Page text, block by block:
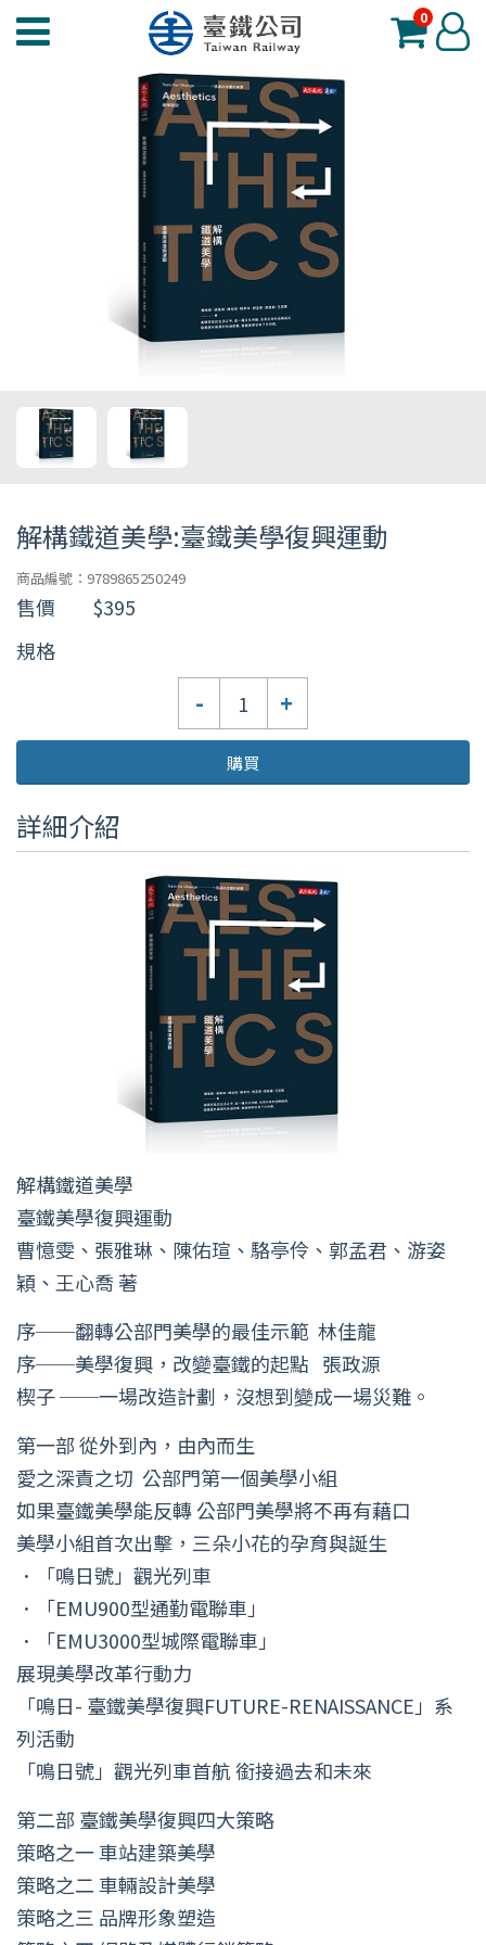
臺
0 登
入
解構鐵道美學:臺鐵美學復興運動
商品編號：9789865250249
售價
$395
規格
- +
購買
詳細介紹
解構鐵道美學
臺鐵美學復興運動
曹憶雯、張雅琳、陳佑瑄、駱亭伶、郭孟君、游姿
穎、王心喬 著
序──翻轉公部門美學的最佳示範 林佳龍
序──美學復興，改變臺鐵的起點 張政源
楔子 ──一場改造計劃，沒想到變成一場災難。
第一部 從外到內，由內而生
愛之深責之切 公部門第一個美學小組
如果臺鐵美學能反轉 公部門美學將不再有藉口
美學小組首次出擊，三朵小花的孕育與誕生
．「鳴日號」觀光列車
．「EMU900型通勤電聯車」
．「EMU3000型城際電聯車」
展現美學改革行動力
「鳴日- 臺鐵美學復興FUTURE-RENAISSANCE」系
列活動
「鳴日號」觀光列車首航 銜接過去和未來
第二部 臺鐵美學復興四大策略
策略之一 車站建築美學
策略之二 車輛設計美學
策略之三 品牌形象塑造